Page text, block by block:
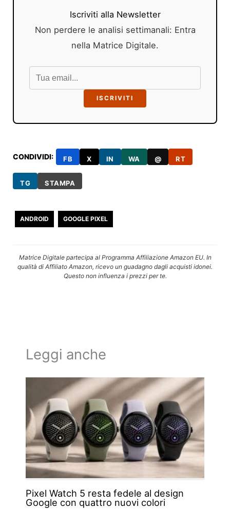
Iscriviti alla Newsletter
Non perdere le analisi settimanali: Entra
nella Matrice Digitale.
ISCRIVITI
CONDIVIDI: FB X IN WA @ RT
TG STAMPA
ANDROID GOOGLE PIXEL
Matrice Digitale partecipa al Programma Affiliazione Amazon EU. In
qualità di Affiliato Amazon, ricevo un guadagno dagli acquisti idonei.
Questo non influenza i prezzi per te.
Leggi anche
Pixel Watch 5 resta fedele al design
Google con quattro nuovi colori